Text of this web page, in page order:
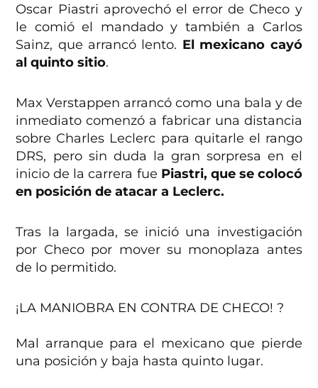
Oscar Piastri aprovechó el error de Checo y
le comió el mandado y también a Carlos
Sainz, que arrancó lento. El mexicano cayó
al quinto sitio.
Max Verstappen arrancó como una bala y de
inmediato comenzó a fabricar una distancia
sobre Charles Leclerc para quitarle el rango
DRS, pero sin duda la gran sorpresa en el
inicio de la carrera fue Piastri, que se colocó
en posición de atacar a Leclerc.
Tras la largada, se inició una investigación
por Checo por mover su monoplaza antes
de lo permitido.
¡LA MANIOBRA EN CONTRA DE CHECO! ?
Mal arranque para el mexicano que pierde
una posición y baja hasta quinto lugar.